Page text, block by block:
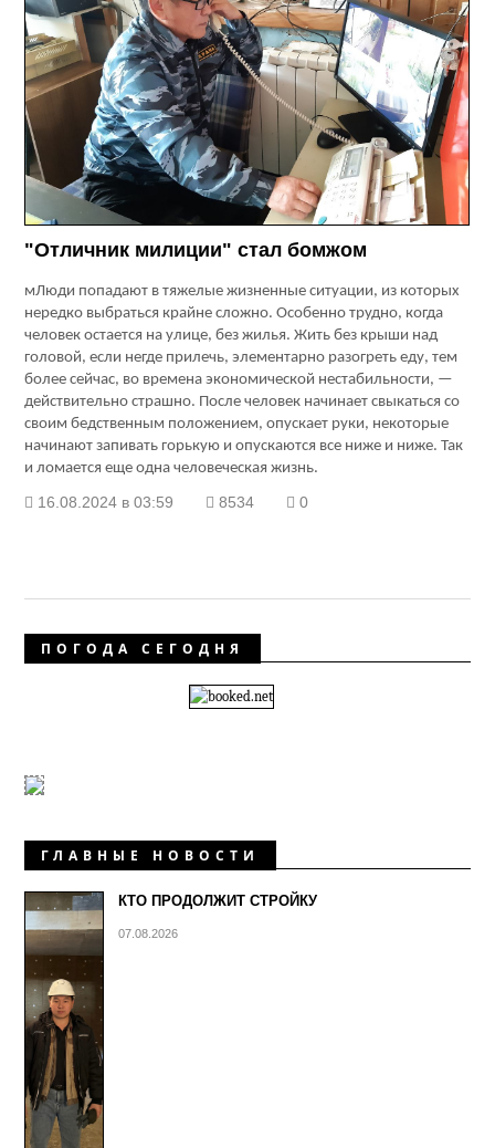
"Отличник милиции" стал бомжом
мЛюди попадают в тяжелые жизненные ситуации, из которых
нередко выбраться крайне сложно. Особенно трудно, когда
человек остается на улице, без жилья. Жить без крыши над
головой, если негде прилечь, элементарно разогреть еду, тем
более сейчас, во времена экономической нестабильности, —
действительно страшно. После человек начинает свыкаться со
своим бедственным положением, опускает руки, некоторые
начинают запивать горькую и опускаются все ниже и ниже. Так
и ломается еще одна человеческая жизнь.
16.08.2024 в 03:59 8534 0
ПОГОДА СЕГОДНЯ
ГЛАВНЫЕ НОВОСТИ
КТО ПРОДОЛЖИТ СТРОЙКУ
07.08.2026